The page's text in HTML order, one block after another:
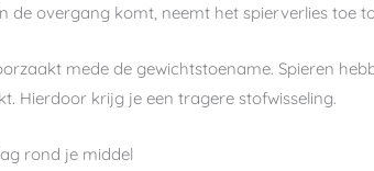
de overgang komt, neemt het spierverlies toe
mede de gewichtstoename. Spieren
Hierdoor krijg je een tragere stofwisseling.
rond je middel